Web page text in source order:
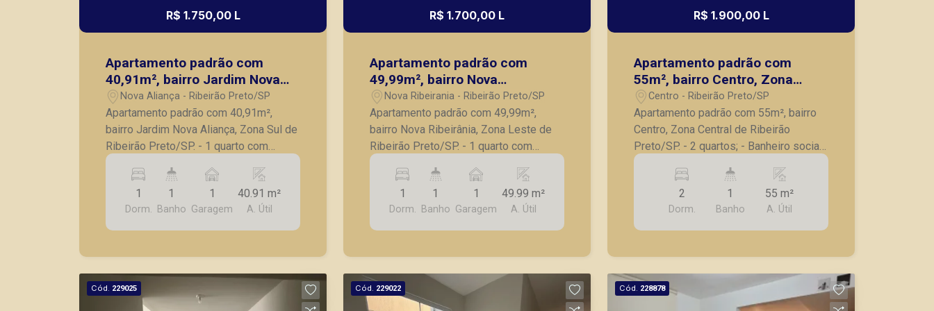
R$ 1.750,00 L
Apartamento padrão com
40,91m², bairro Jardim Nova
Aliança, Zona Sul de Ribeirão
Preto/SP.
Nova Aliança - Ribeirão Preto/SP
Apartamento padrão com 40,91m²,
bairro Jardim Nova Aliança, Zona Sul de
Ribeirão Preto/SP. - 1 quarto com
armário embutido; - Banheiro social
com box blindex; - Sala para 2
ambientes; - Varanda; - Cozinha
americana; - Lavanderia; - 1 vaga de
garagem. A Piramid tem como objetivo
imóveis prontos, usados ou mesmo
nos principais lançamentos da cidade
1
Dorm.
1
Banho
1
Garagem
40.91 m²
A. Útil
R$ 1.700,00 L
Apartamento padrão com
49,99m², bairro Nova
Ribeirânia, Zona Leste de
Ribeirão Preto/SP.
Nova Ribeirania - Ribeirão Preto/SP
Apartamento padrão com 49,99m²,
bairro Nova Ribeirânia, Zona Leste de
Ribeirão Preto/SP. - 1 quarto com
armários; - Banheiro social; - Sala; -
Sacada; - Cozinha com gabinete; - 1
vaga de garagem. A Piramid tem como
objetivo atender seus clientes com
agilidade e segurança, em locação,
cidade de Ribeirão Preto.
1
Dorm.
1
Banho
1
Garagem
49.99 m²
A. Útil
R$ 1.900,00 L
Apartamento padrão com
55m², bairro Centro, Zona
Central de Ribeirão Preto/SP.
Centro - Ribeirão Preto/SP
Apartamento padrão com 55m², bairro
Centro, Zona Central de Ribeirão
Preto/SP. - 2 quartos; - Banheiro social;
- Sala; - Cozinha ampla; - Área de
serviço. A Piramid tem como objetivo
atender seus clientes com agilidade e
segurança, em locação, vendas de
imóveis prontos, usados ou mesmo
2
Dorm.
1
Banho
55 m²
A. Útil
Cód. 229025 Cód. 229022 Cód. 228878